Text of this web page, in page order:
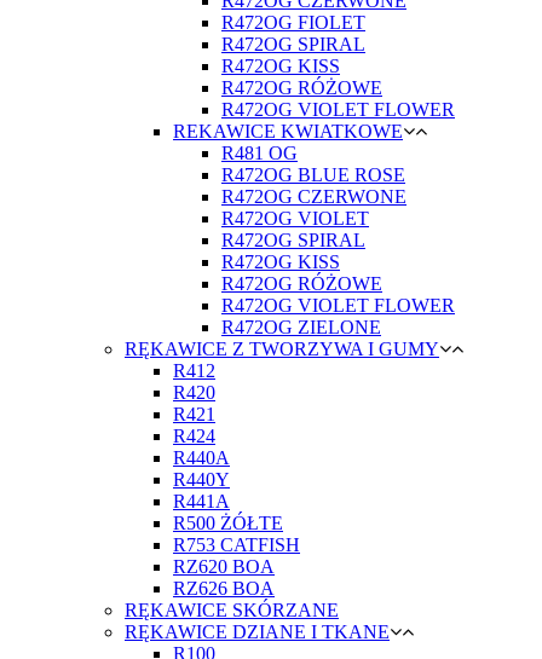
R472OG FIOLET
R472OG SPIRAL
R472OG KISS
R472OG RÓŻOWE
R472OG VIOLET FLOWER
REKAWICE KWIATKOWE
R481 OG
R472OG BLUE ROSE
R472OG CZERWONE
R472OG VIOLET
R472OG SPIRAL
R472OG KISS
R472OG RÓŻOWE
R472OG VIOLET FLOWER
R472OG ZIELONE
RĘKAWICE Z TWORZYWA I GUMY
R412
R420
R421
R424
R440A
R440Y
R441A
R500 ŻÓŁTE
R753 CATFISH
RZ620 BOA
RZ626 BOA
RĘKAWICE SKÓRZANE
RĘKAWICE DZIANE I TKANE
R100